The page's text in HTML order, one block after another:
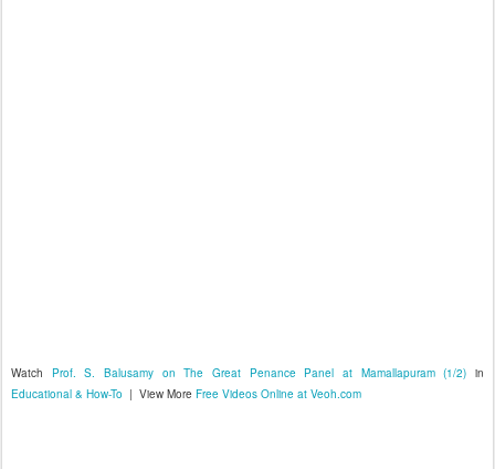
Watch Prof. S. Balusamy on The Great Penance Panel at Mamallapuram (1/2) in
Educational & How-To | View More Free Videos Online at Veoh.com